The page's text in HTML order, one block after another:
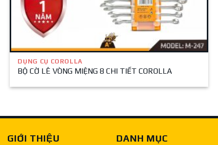
DỤNG CỤ COROLLA
BỘ CỜ LÊ VÒNG MIỆNG 8 CHI TIẾT COROLLA
GIỚI THIỆU DANH MỤC